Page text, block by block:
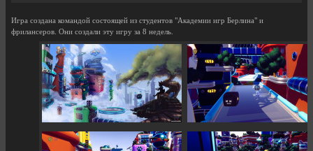
Игра создана командой состоящей из студентов "Академии игр Берлина" и
фрилансеров. Они создали эту игру за 8 недель.